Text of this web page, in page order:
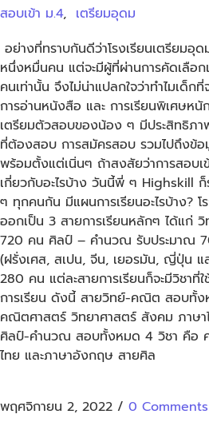
สอบเข้า ม.4, เตรียมอุดม
อย่างที่ทราบกันดีว่าโรงเรียนเตรียมอุ
หนึ่งหมื่นคน แต่จะมีผู้ที่ผ่านการคัดเลือ
คนเท่านั้น จึงไม่น่าแปลกใจว่าทำไมเด็ก
การอ่านหนังสือ และ การเรียนพิเศษหนั
เตรียมตัวสอบของน้อง ๆ มีประสิทธิภา
ที่ต้องสอบ การสมัครสอบ รวมไปถึงข้
พร้อมตั้งแต่เนิ่นๆ ถ้าสงสัยว่าการสอบ
เกี่ยวกับอะไรบ้าง วันนี้พี่ ๆ Highskill
ๆ ทุกคนกัน มีแผนการเรียนอะไรบ้าง?
ออกเป็น 3 สายการเรียนหลักๆ ได้แก่
720 คน ศิลป์ – คำนวณ รับประมาณ
(ฝรั่งเศส, สเปน, จีน, เยอรมัน, ญี่ปุ่น แ
280 คน แต่ละสายการเรียนก็จะมีวิชาที่
การเรียน ดังนี้ สายวิทย์-คณิต สอบทั้
คณิตศาสตร์ วิทยาศาสตร์ สังคม ภาษา
ศิลป์-คำนวณ สอบทั้งหมด 4 วิชา คือ
ไทย และภาษาอังกฤษ สายศิล
พฤศจิกายน 2, 2022 / 0 Comments